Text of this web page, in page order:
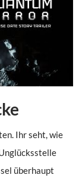
Ihr seht, wie
überhaupt